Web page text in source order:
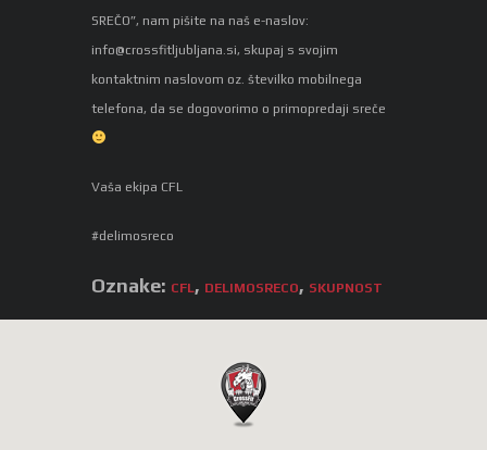
SREČO”, nam pišite na naš e-naslov:
info@crossfitljubljana.si, skupaj s svojim
kontaktnim naslovom oz. številko mobilnega
telefona, da se dogovorimo o primopredaji sreče
Vaša ekipa CFL
#delimosreco
Oznake: CFL, DELIMOSRECO, SKUPNOST